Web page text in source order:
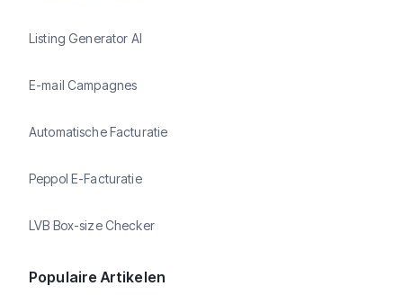
Listing Generator AI
E-mail Campagnes
Automatische Facturatie
Peppol E-Facturatie
LVB Box-size Checker
Populaire Artikelen